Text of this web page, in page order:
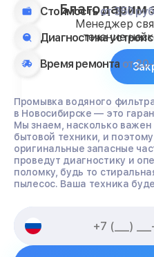
Стоимостьот 350
Диагностика
Время ремонта от
Промывка водяного
в Новосибирске — это
Мы знаем, насколько
бытовой техники, и
оригинальные запасные
проведут диагностику и
поломку, будь то
пылесос. Ваша техника
Благодарим
Менеджер
течение